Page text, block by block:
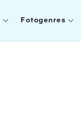
Fotogenres